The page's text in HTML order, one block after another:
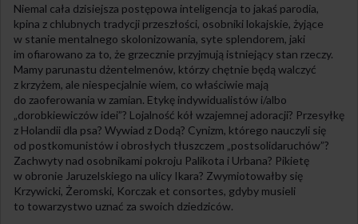
Niemal cała dzisiejsza postępowa inteligencja to jakaś parodia,
kpina z chlubnych tradycji przeszłości, osobniki lokajskie, żyjące
w stanie mentalnego skolonizowania, syte splendorem, jaki
im ofiarowano za to, że grzecznie przyjmują istniejący stan rzeczy.
Mamy parunastu dżentelmenów, którzy chętnie będą walczyć
z krzyżem, ale niespecjalnie wiem, co właściwie mają
do zaoferowania w zamian. Etykę indywidualistów i/albo
„dorobkiewiczów idei”? Lojalność kół wzajemnej adoracji? Przesyłkę
z Holandii dla psa? Wywiad z Dodą? Cynizm, którego nauczyli się
od postkomunistów i obrosłych tłuszczem „postsolidaruchów”?
Zachwyty nad osobnikami pokroju Palikota i Urbana? Pikietę
w obronie Jaruzelskiego na ulicy Ikara? Zwymiotowałby się
Krzywicki, Żeromski, Korczak et consortes, gdyby musieli
to towarzystwo uznać za swoich dziedziców.